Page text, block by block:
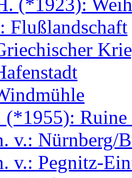
(*1923):
Flußlandschaft
(*1955):
v.: Nürnberg/
v.: Pegnitz-